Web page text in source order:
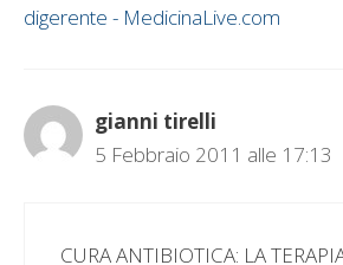
digerente - MedicinaLive.com
gianni tirelli
5 Febbraio 2011 alle 17:13
CURA ANTIBIOTICA: LA